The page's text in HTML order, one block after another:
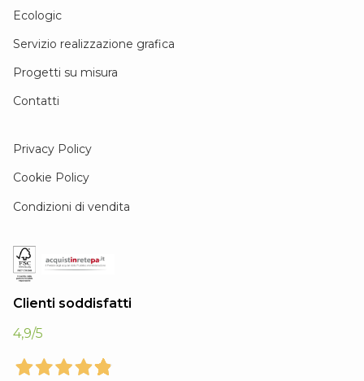
Ecologic
Servizio realizzazione grafica
Progetti su misura
Contatti
Privacy Policy
Cookie Policy
Condizioni di vendita
Clienti soddisfatti
4,9/5